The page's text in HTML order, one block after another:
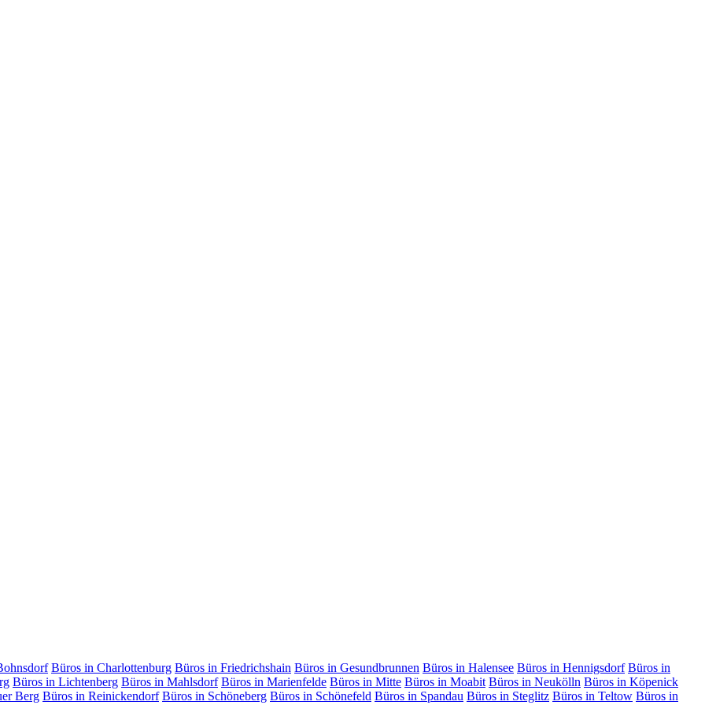
Büros in Charlottenburg Büros in Friedrichshain Büros in Gesundbrunnen Büros in Halensee Büros in Hennigsdorf Büros in
Büros in Lichtenberg Büros in Mahlsdorf Büros in Marienfelde Büros in Mitte Büros in Moabit Büros in Neukölln Büros in Köpenick
Berg Büros in Reinickendorf Büros in Schöneberg Büros in Schönefeld Büros in Spandau Büros in Steglitz Büros in Teltow Büros in